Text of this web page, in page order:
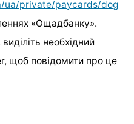
ua/private/paycards/dog
«Ощадбанку».
необхідний
щоб повідомити про це